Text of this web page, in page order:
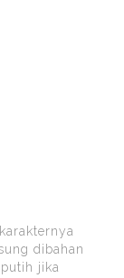
dibahan
jika